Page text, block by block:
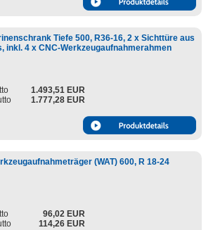
Tiefe 500, R36-16, 2 x Sichttüre aus
inkl. 4 x CNC-Werkzeugaufnahmerahmen
1.493,51 EUR
1.777,28 EUR
(WAT) 600, R 18-24
96,02 EUR
114,26 EUR